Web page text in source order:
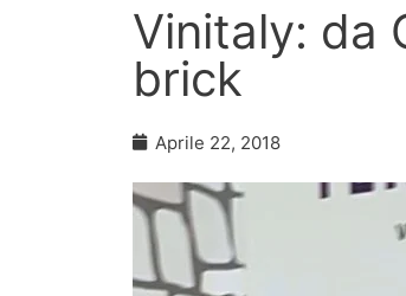
Vinitaly: da
brick
Aprile 22, 2018